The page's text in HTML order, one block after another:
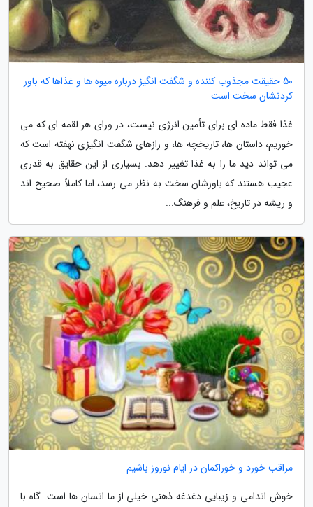
50 حقیقت مجذوب کننده و شگفت انگیز درباره میوه ها و غذاها که باور
کردنشان سخت است
غذا فقط ماده ای برای تأمین انرژی نیست، در ورای هر لقمه ای که می
خوریم، داستان ها، تاریخچه ها، و رازهای شگفت انگیزی نهفته است که
می تواند دید ما را به غذا تغییر دهد. بسیاری از این حقایق به قدری
عجیب هستند که باورشان سخت به نظر می رسد، اما کاملاً صحیح اند
و ریشه در تاریخ، علم و فرهنگ...
مراقب خورد و خوراکمان در ایام نوروز باشیم
خوش اندامی و زیبایی دغدغه ذهنی خیلی از ما انسان ها است. گاه با